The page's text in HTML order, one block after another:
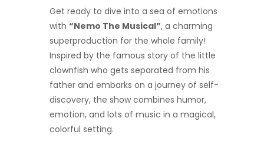
Get ready to dive into a sea of emotions
with “Nemo The Musical”, a charming
superproduction for the whole family!
Inspired by the famous story of the little
clownfish who gets separated from his
father and embarks on a journey of self-
discovery, the show combines humor,
emotion, and lots of music in a magical,
colorful setting.